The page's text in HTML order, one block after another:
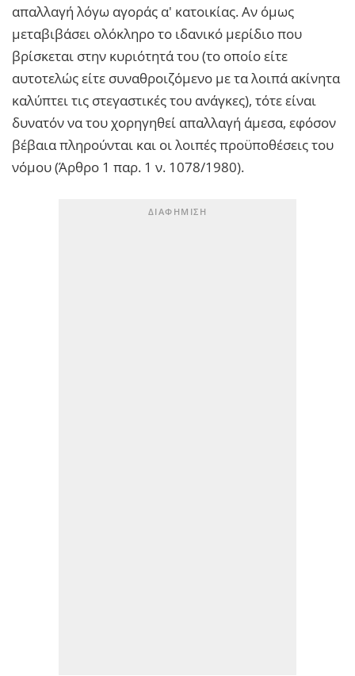
απαλλαγή λόγω αγοράς α' κατοικίας. Αν όμως
μεταβιβάσει ολόκληρο το ιδανικό μερίδιο που
βρίσκεται στην κυριότητά του (το οποίο είτε
αυτοτελώς είτε συναθροιζόμενο με τα λοιπά ακίνητα
καλύπτει τις στεγαστικές του ανάγκες), τότε είναι
δυνατόν να του χορηγηθεί απαλλαγή άμεσα, εφόσον
βέβαια πληρούνται και οι λοιπές προϋποθέσεις του
νόμου (Άρθρο 1 παρ. 1 ν. 1078/1980).